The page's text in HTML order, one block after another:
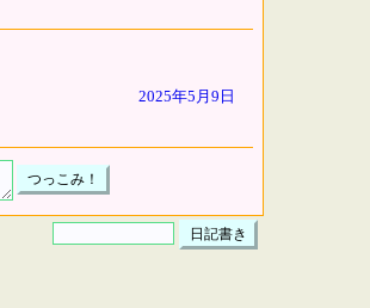
2025年5月9日